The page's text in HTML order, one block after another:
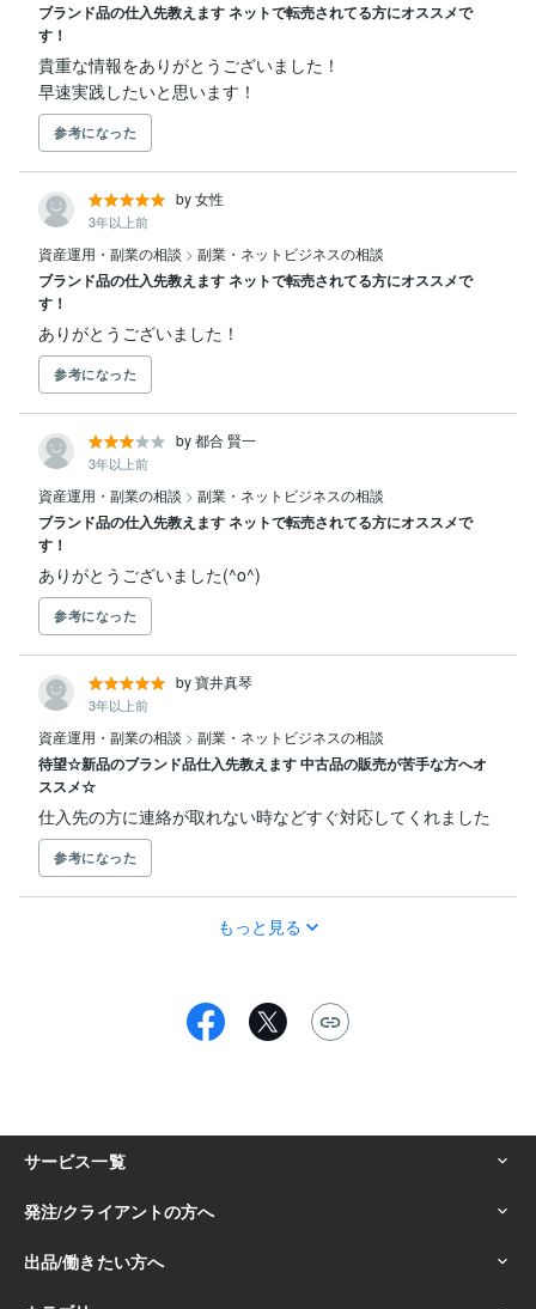
ブランド品の仕入先教えます ネットで転売されてる方にオススメで
す！
貴重な情報をありがとうございました！
早速実践したいと思います！
参考になった
by 女性
3年以上前
資産運用・副業の相談 > 副業・ネットビジネスの相談
ブランド品の仕入先教えます ネットで転売されてる方にオススメで
す！
ありがとうございました！
参考になった
by 都合 賢一
3年以上前
資産運用・副業の相談 > 副業・ネットビジネスの相談
ブランド品の仕入先教えます ネットで転売されてる方にオススメで
す！
ありがとうございました(^o^)
参考になった
by 寶井真琴
3年以上前
資産運用・副業の相談 > 副業・ネットビジネスの相談
待望☆新品のブランド品仕入先教えます 中古品の販売が苦手な方へオ
ススメ☆
仕入先の方に連絡が取れない時などすぐ対応してくれました
参考になった
もっと見る